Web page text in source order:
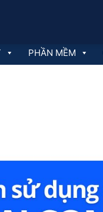
PHẦN MỀM